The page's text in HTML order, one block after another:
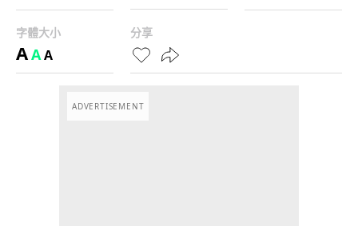
字體大小
AAA
分享
ADVERTISEMENT